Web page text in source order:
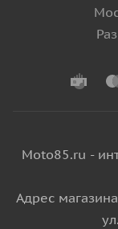
Moto85.ru -
Адрес